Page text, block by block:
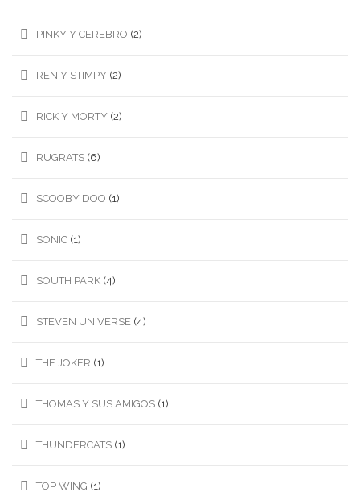
PINKY Y CEREBRO (2)
REN Y STIMPY (2)
RICK Y MORTY (2)
RUGRATS (6)
SCOOBY DOO (1)
SONIC (1)
SOUTH PARK (4)
STEVEN UNIVERSE (4)
THE JOKER (1)
THOMAS Y SUS AMIGOS (1)
THUNDERCATS (1)
TOP WING (1)